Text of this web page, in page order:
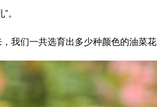
。
们一共选育出多少种颜色的油菜花